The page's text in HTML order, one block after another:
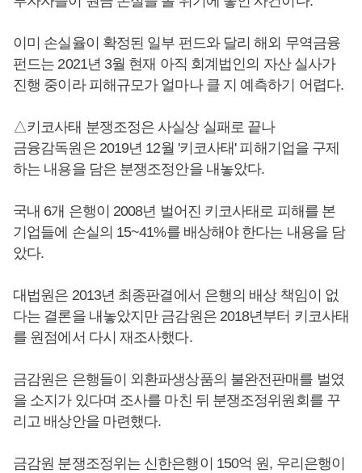
이미 손실율이 확정된 일부 펀드와 달리 해외 무역금융
펀드는 2021년 3월 현재 아직 회계법인의 자산 실사가
진행 중이라 피해규모가 얼마나 클 지 예측하기 어렵다.
△키코사태 분쟁조정은 사실상 실패로 끝나
금융감독원은 2019년 12월 '키코사태' 피해기업을 구제
하는 내용을 담은 분쟁조정안을 내놓았다.
국내 6개 은행이 2008년 벌어진 키코사태로 피해를 본
기업들에 손실의 15~41%를 배상해야 한다는 내용을 담
았다.
대법원은 2013년 최종판결에서 은행의 배상 책임이 없
다는 결론을 내놓았지만 금감원은 2018년부터 키코사태
를 원점에서 다시 재조사했다.
금감원은 은행들이 외환파생상품의 불완전판매를 벌였
을 소지가 있다며 조사를 마친 뒤 분쟁조정위원회를 꾸
리고 배상안을 마련했다.
금감원 분쟁조정위는 신한은행이 150억 원, 우리은행이